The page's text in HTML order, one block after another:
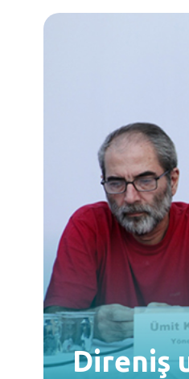
Direniş